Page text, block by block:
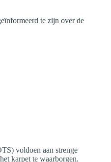
te zijn over de
voldoen aan strenge
karpet te waarborgen.